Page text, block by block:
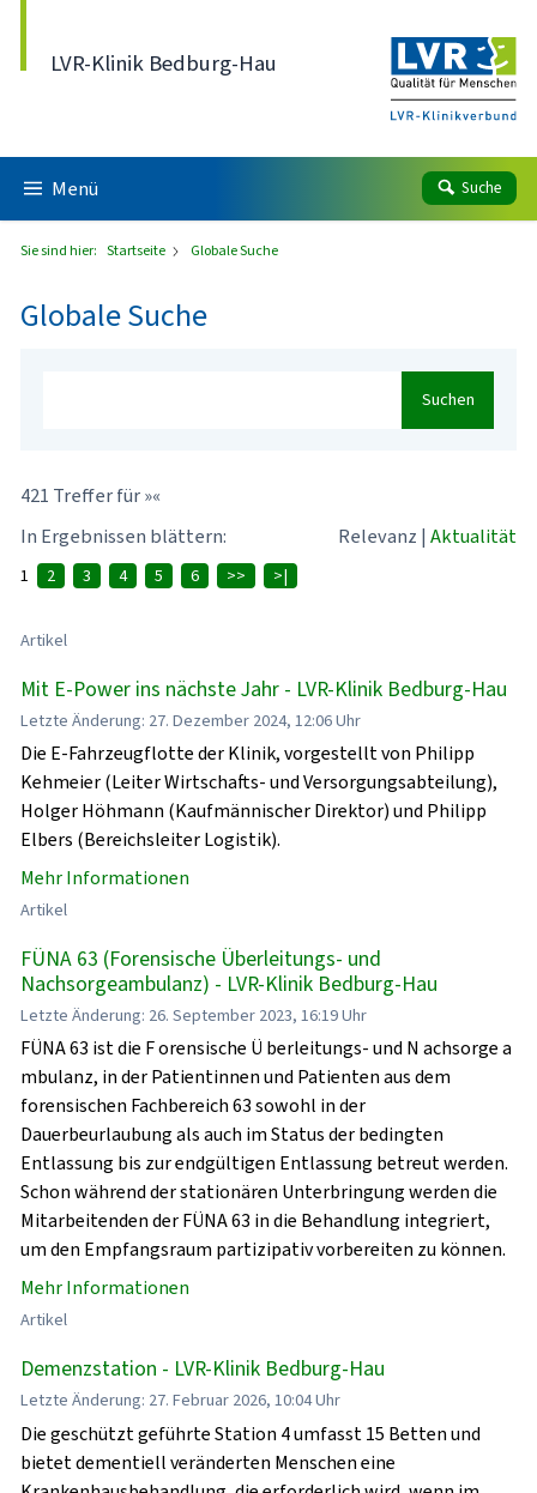
LVR-Klinik Bedburg-Hau
Menü Suche
Sie sind hier: Startseite Globale Suche
Globale Suche
Suchen
421 Treffer für »«
In Ergebnissen blättern:
Relevanz | Aktualität
1 2 3 4 5 6 >> >|
Artikel
Mit E-Power ins nächste Jahr - LVR-Klinik Bedburg-Hau
Letzte Änderung: 27. Dezember 2024, 12:06 Uhr
Die E-Fahrzeugflotte der Klinik, vorgestellt von Philipp
Kehmeier (Leiter Wirtschafts- und Versorgungsabteilung),
Holger Höhmann (Kaufmännischer Direktor) und Philipp
Elbers (Bereichsleiter Logistik).
Mehr Informationen
Artikel
FÜNA 63 (Forensische Überleitungs- und
Nachsorgeambulanz) - LVR-Klinik Bedburg-Hau
Letzte Änderung: 26. September 2023, 16:19 Uhr
FÜNA 63 ist die F orensische Ü berleitungs- und N achsorge a
mbulanz, in der Patientinnen und Patienten aus dem
forensischen Fachbereich 63 sowohl in der
Dauerbeurlaubung als auch im Status der bedingten
Entlassung bis zur endgültigen Entlassung betreut werden.
Schon während der stationären Unterbringung werden die
Mitarbeitenden der FÜNA 63 in die Behandlung integriert,
um den Empfangsraum partizipativ vorbereiten zu können.
Mehr Informationen
Artikel
Demenzstation - LVR-Klinik Bedburg-Hau
Letzte Änderung: 27. Februar 2026, 10:04 Uhr
Die geschützt geführte Station 4 umfasst 15 Betten und
bietet dementiell veränderten Menschen eine